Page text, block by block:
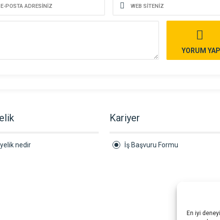
En iyi
YORUM YAP
nedir
Kariyer
İş Başvuru Formu